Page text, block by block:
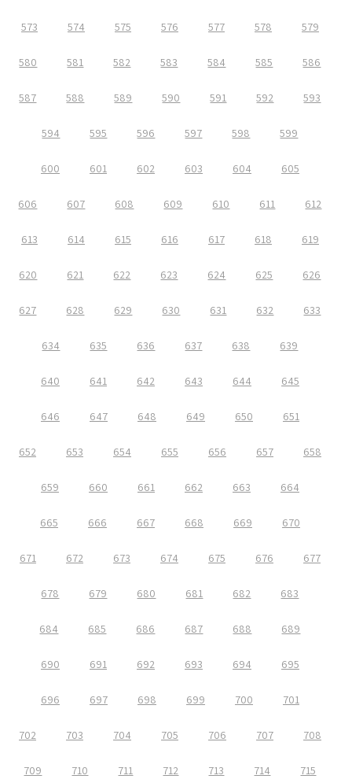
573 574 575 576 577 578 579
580 581 582 583 584 585 586
587 588 589 590 591 592 593
594 595 596 597 598 599
600 601 602 603 604 605
606 607 608 609 610 611 612
613 614 615 616 617 618 619
620 621 622 623 624 625 626
627 628 629 630 631 632 633
634 635 636 637 638 639
640 641 642 643 644 645
646 647 648 649 650 651
652 653 654 655 656 657 658
659 660 661 662 663 664
665 666 667 668 669 670
671 672 673 674 675 676 677
678 679 680 681 682 683
684 685 686 687 688 689
690 691 692 693 694 695
696 697 698 699 700 701
702 703 704 705 706 707 708
709 710 711 712 713 714 715